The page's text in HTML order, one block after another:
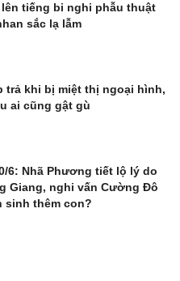
lên tiếng bi nghi phẫu thuật
sắc lạ lẫm
trả khi bị miệt thị ngoại hình,
ai cũng gật gù
6: Nhã Phương tiết lộ lý do
Giang, nghi vấn Cường Đô
sinh thêm con?